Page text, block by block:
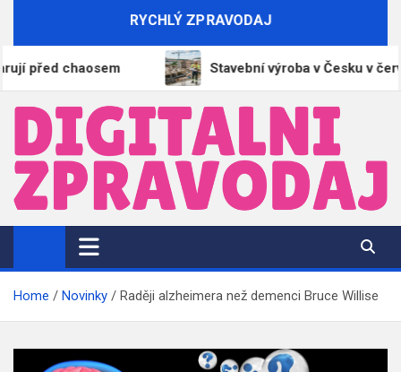
RYCHLÝ ZPRAVODAJ
Stavební výroba v Česku v červnu
DigitalniZpravodaj.cz
Zpravodajství | Informace | Tiskové zprávy
Home Novinky Raději alzheimera než demenci Bruce Willise